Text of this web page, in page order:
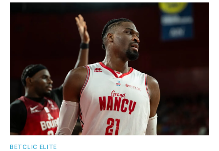
BETCLIC ELITE